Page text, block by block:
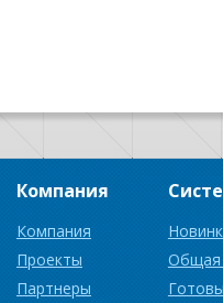
Компания
Компания
Проекты
Партнеры
Общая